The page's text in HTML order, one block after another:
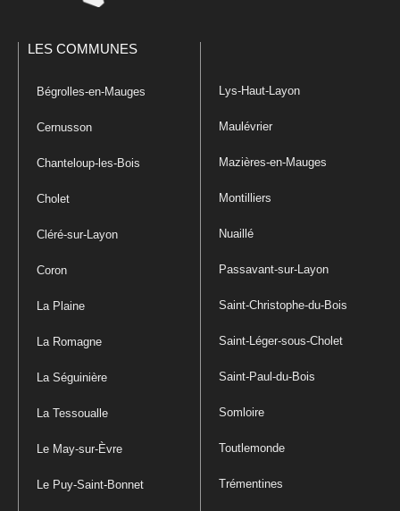
LES COMMUNES
Bégrolles-en-Mauges
Cernusson
Chanteloup-les-Bois
Cholet
Cléré-sur-Layon
Coron
La Plaine
La Romagne
La Séguinière
La Tessoualle
Le May-sur-Èvre
Le Puy-Saint-Bonnet
Lys-Haut-Layon
Maulévrier
Mazières-en-Mauges
Montilliers
Nuaillé
Passavant-sur-Layon
Saint-Christophe-du-Bois
Saint-Léger-sous-Cholet
Saint-Paul-du-Bois
Somloire
Toutlemonde
Trémentines